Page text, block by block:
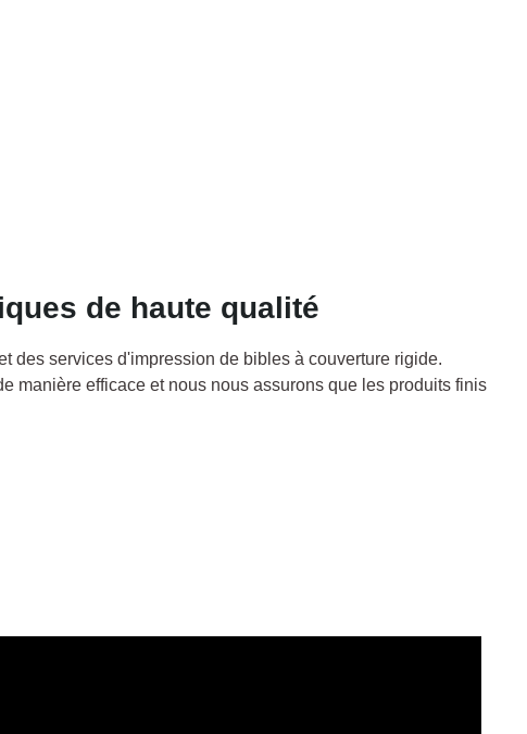
de haute qualité
des services d'impression de bibles à couverture rigide.
manière efficace et nous nous assurons que les produits finis